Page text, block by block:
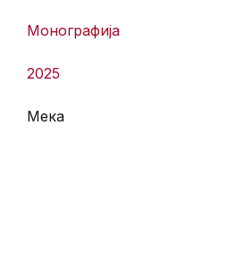
Монографија
2025
Мека